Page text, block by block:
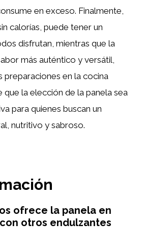
en exceso. Finalmente,
calorías, puede tener un
disfrutan, mientras que la
más auténtico y versátil,
preparaciones en la cocina
que la elección de la panela sea
para quienes buscan un
nutritivo y sabroso.
ofrece la panela en
otros endulzantes